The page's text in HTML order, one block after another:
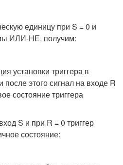
единицу при S = 0 и
ИЛИ-НЕ, получим:
установки триггера в
этого сигнал на входе R
состояние триггера
S и при R = 0 триггер
состояние: